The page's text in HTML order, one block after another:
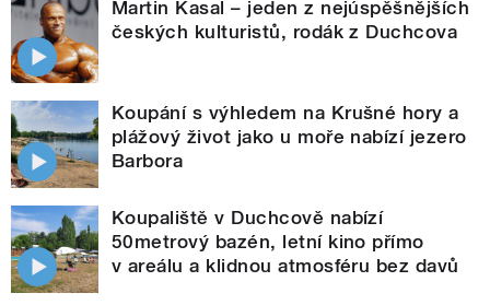
Martin Kasal – jeden z nejúspěšnějších
českých kulturistů, rodák z Duchcova
Koupání s výhledem na Krušné hory a
plážový život jako u moře nabízí jezero
Barbora
Koupaliště v Duchcově nabízí
50metrový bazén, letní kino přímo
v areálu a klidnou atmosféru bez davů